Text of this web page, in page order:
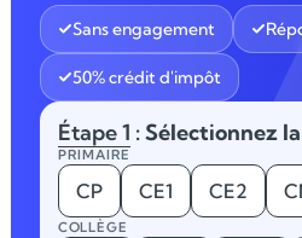
Sans engagement
50% crédit d'impôt
Étape 1 : Sélectionnez
PRIMAIRE
CP CE1 CE2
COLLÈGE